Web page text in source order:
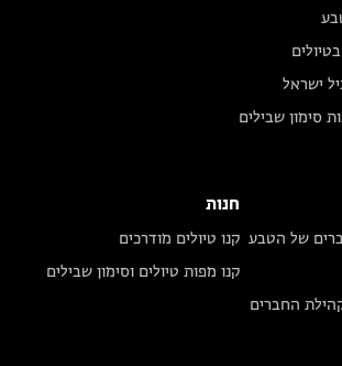
ישראל
סימון שבילים
של הטבע
החברים
חנות
קנו טיולים מודרכים
קנו מפות טיולים וסימון שבילים